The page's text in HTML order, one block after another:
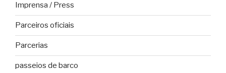
Imprensa / Press
Parceiros oficiais
Parcerias
passeios de barco